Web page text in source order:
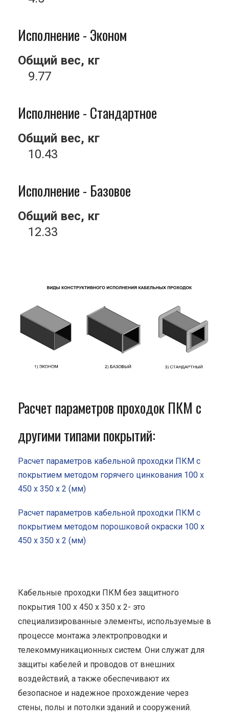
Исполнение - Эконом
Общий вес, кг
9.77
Исполнение - Стандартное
Общий вес, кг
10.43
Исполнение - Базовое
Общий вес, кг
12.33
Расчет параметров проходок ПКМ с
другими типами покрытий:
Расчет параметров кабельной проходки ПКМ с
покрытием методом горячего цинкования 100 x
450 x 350 x 2 (мм)
Расчет параметров кабельной проходки ПКМ с
покрытием методом порошковой окраски 100 x
450 x 350 x 2 (мм)
Кабельные проходки ПКМ без защитного
покрытия 100 x 450 x 350 x 2- это
специализированные элементы, используемые в
процессе монтажа электропроводки и
телекоммуникационных систем. Они служат для
защиты кабелей и проводов от внешних
воздействий, а также обеспечивают их
безопасное и надежное прохождение через
стены, полы и потолки зданий и сооружений.